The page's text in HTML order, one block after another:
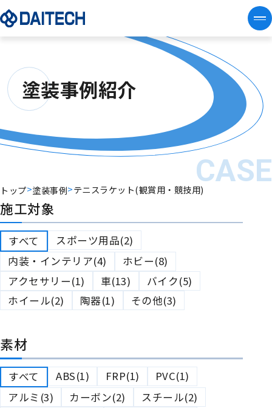
塗装事例紹介
CASE
トップ>塗装事例>テニスラケット(観賞用・競技用)
施工対象
すべて
スポーツ用品(2)
内装・インテリア(4)
ホビー(8)
アクセサリー(1)
車(13)
バイク(5)
ホイール(2)
陶器(1) その他(3)
素材
すべて ABS(1) FRP(1)
PVC(1)
アルミ(3)
カーボン(2)
スチール(2)